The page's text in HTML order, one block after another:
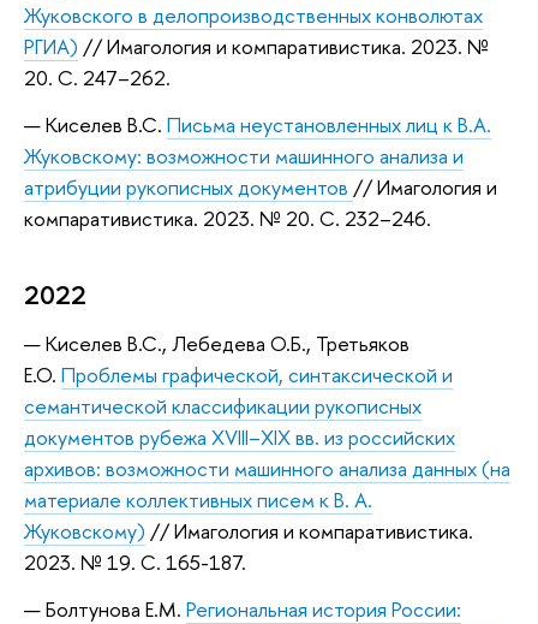
Жуковского в делопроизводственных конволютах
РГИА) // Имагология и компаративистика. 2023. №
20. С. 247–262.
Киселев В.С. Письма неустановленных лиц к В.А.
Жуковскому: возможности машинного анализа и
атрибуции рукописных документов // Имагология и
компаративистика. 2023. № 20. С. 232–246.
2022
Киселев В.С., Лебедева О.Б., Третьяков
Е.О. Проблемы графической, синтаксической и
семантической классификации рукописных
документов рубежа XVIII–XIX вв. из российских
архивов: возможности машинного анализа данных (на
материале коллективных писем к В. А.
Жуковскому) // Имагология и компаративистика.
2023. № 19. С. 165-187.
Болтунова Е.М. Региональная история России: